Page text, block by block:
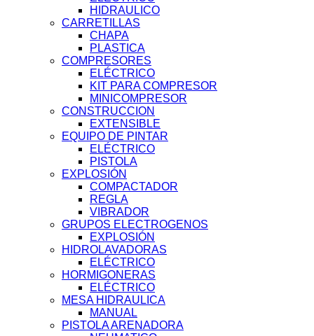
HIDRAULICO
CARRETILLAS
CHAPA
PLASTICA
COMPRESORES
ELÉCTRICO
KIT PARA COMPRESOR
MINICOMPRESOR
CONSTRUCCION
EXTENSIBLE
EQUIPO DE PINTAR
ELÉCTRICO
PISTOLA
EXPLOSIÓN
COMPACTADOR
REGLA
VIBRADOR
GRUPOS ELECTROGENOS
EXPLOSIÓN
HIDROLAVADORAS
ELÉCTRICO
HORMIGONERAS
ELÉCTRICO
MESA HIDRAULICA
MANUAL
PISTOLA ARENADORA